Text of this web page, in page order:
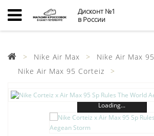
Дисконт №1
в России
Nike Air Max
Nike Air Max 95
Nike Air Max 95 Corteiz
Loading...